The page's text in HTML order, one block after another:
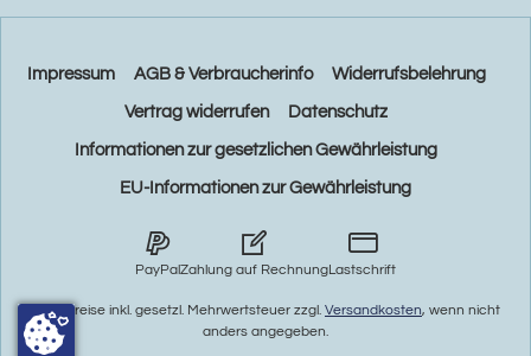
Impressum AGB & Verbraucherinfo Widerrufsbelehrung
Vertrag widerrufen Datenschutz
Informationen zur gesetzlichen Gewährleistung
EU-Informationen zur Gewährleistung
PayPalZahlung auf RechnungLastschrift
* Alle Preise inkl. gesetzl. Mehrwertsteuer zzgl. Versandkosten, wenn nicht
anders angegeben.